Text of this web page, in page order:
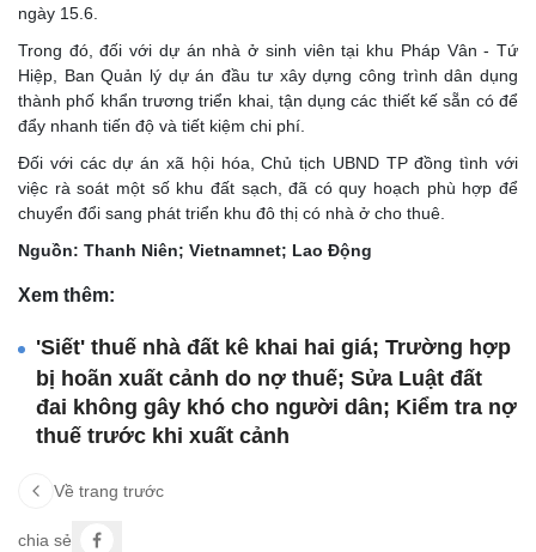
ngày 15.6.
Trong đó, đối với dự án nhà ở sinh viên tại khu Pháp Vân - Tứ
Hiệp, Ban Quản lý dự án đầu tư xây dựng công trình dân dụng
thành phố khẩn trương triển khai, tận dụng các thiết kế sẵn có để
đẩy nhanh tiến độ và tiết kiệm chi phí.
Đối với các dự án xã hội hóa, Chủ tịch UBND TP đồng tình với
việc rà soát một số khu đất sạch, đã có quy hoạch phù hợp để
chuyển đổi sang phát triển khu đô thị có nhà ở cho thuê.
Nguồn: Thanh Niên; Vietnamnet; Lao Động
Xem thêm:
'Siết' thuế nhà đất kê khai hai giá; Trường hợp
bị hoãn xuất cảnh do nợ thuế; Sửa Luật đất
đai không gây khó cho người dân; Kiểm tra nợ
thuế trước khi xuất cảnh
Về trang trước
chia sẻ